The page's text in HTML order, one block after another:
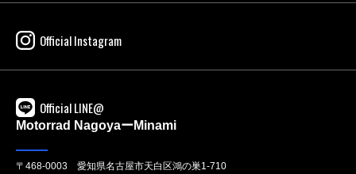
Official Instagram
Official LINE@
Motorrad NagoyaーMinami
〒468-0003 愛知県名古屋市天白区鴻の巣1-710